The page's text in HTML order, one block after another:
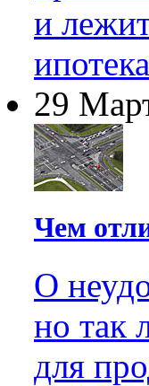
и
29
Чем
О
но так
для